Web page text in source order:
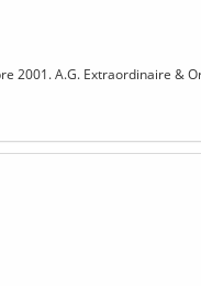
2001. A.G. Extraordinaire &